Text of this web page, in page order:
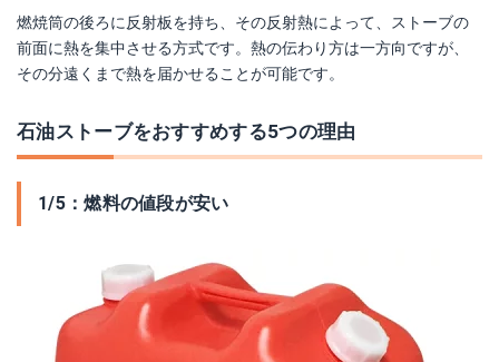
燃焼筒の後ろに反射板を持ち、その反射熱によって、ストーブの
前面に熱を集中させる方式です。熱の伝わり方は一方向ですが、
その分遠くまで熱を届かせることが可能です。
石油ストーブをおすすめする5つの理由
1/5：燃料の値段が安い